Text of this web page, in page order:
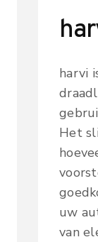
harvi
Het
uw
van